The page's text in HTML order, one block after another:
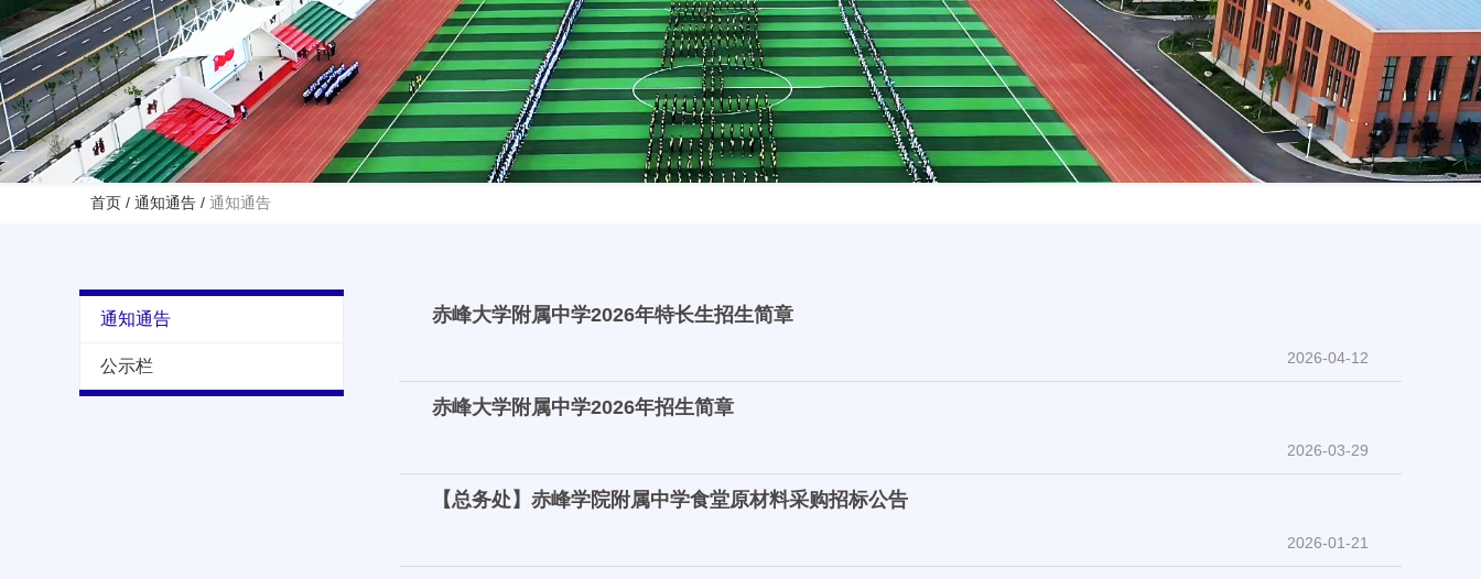
首页 / 通知通告 / 通知通告
通知通告
公示栏
赤峰大学附属中学2026年特长生招生简章
2026-04-12
赤峰大学附属中学2026年招生简章
2026-03-29
【总务处】赤峰学院附属中学食堂原材料采购招标公告
2026-01-21